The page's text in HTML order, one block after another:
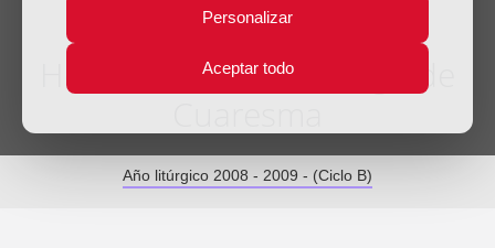
Personalizar
Aceptar todo
Homilía Primer Domingo de
Año litúrgico 2008 - 2009 - (Ciclo B)